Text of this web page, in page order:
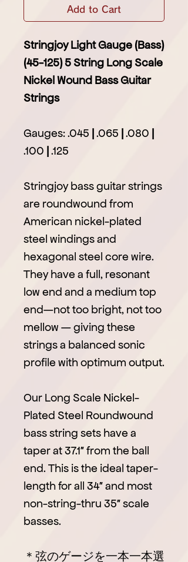
Add to Cart
Stringjoy Light Gauge (Bass)
(45-125) 5 String Long Scale
Nickel Wound Bass Guitar
Strings
Gauges: .045 |.065 |.080 |
.100 |.125
Stringjoy bass guitar strings
are roundwound from
American nickel-plated
steel windings and
hexagonal steel core wire.
They have a full, resonant
low end and a medium top
end—not too bright, not too
mellow — giving these
strings a balanced sonic
profile with optimum output.
Our Long Scale Nickel-
Plated Steel Roundwound
bass string sets have a
taper at 37.1″ from the ball
end. This is the ideal taper-
length for all 34″ and most
non-string-thru 35″ scale
basses.
＊弦のゲージを一本一本選